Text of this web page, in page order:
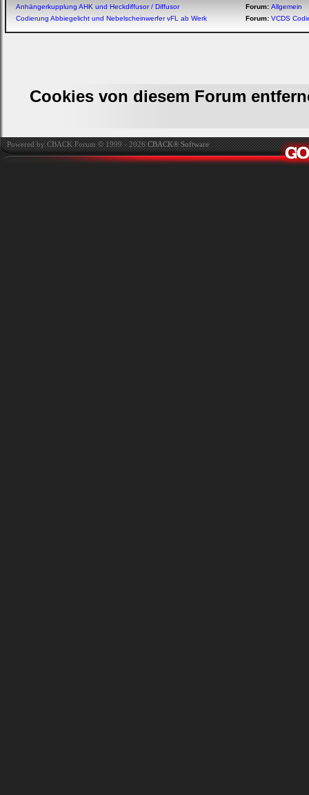
Anhängerkupplung AHK und Heckdiffusor / Diffusor Forum: Allgemein
Codierung Abbiegelicht und Nebelscheinwerfer vFL ab Werk
Forum: VCDS
Cookies von diesem Forum
Powered by CBACK Forum © 1999 - 2026CBACK® Software